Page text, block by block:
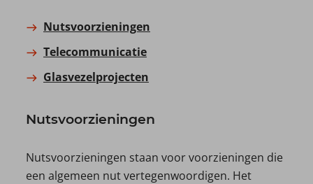
Nutsvoorzieningen
Telecommunicatie
Glasvezelprojecten
Nutsvoorzieningen
Nutsvoorzieningen staan voor voorzieningen die
een algemeen nut vertegenwoordigen. Het